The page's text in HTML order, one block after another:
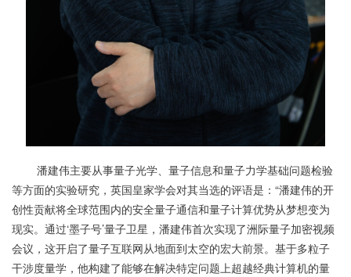
潘建伟主要从事量子光学、量子信息和量子力学基础问题检验
等方面的实验研究，英国皇家学会对其当选的评语是：“潘建伟的开
创性贡献将全球范围内的安全量子通信和量子计算优势从梦想变为
现实。通过‘墨子号’量子卫星，潘建伟首次实现了洲际量子加密视频
会议，这开启了量子互联网从地面到太空的宏大前景。基于多粒子
干涉度量学，他构建了能够在解决特定问题上超越经典计算机的量